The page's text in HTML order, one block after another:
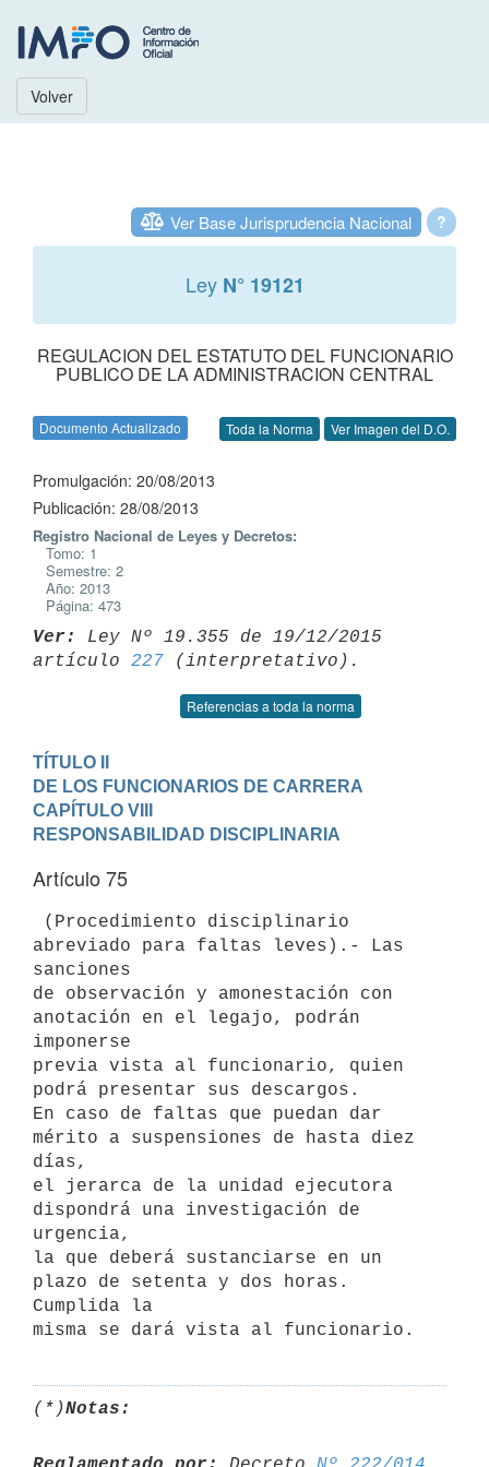
Volver
?
Ver Base Jurisprudencia Nacional
Ley N° 19121
REGULACION DEL ESTATUTO DEL FUNCIONARIO
PUBLICO DE LA ADMINISTRACION CENTRAL
Documento Actualizado Toda la Norma Ver Imagen del D.O.
Promulgación: 20/08/2013
Publicación: 28/08/2013
Registro Nacional de Leyes y Decretos:
Tomo: 1
Semestre: 2
Año: 2013
Página: 473
Ver:
Ley Nº 19.355 de 19/12/2015
artículo 227
Referencias a toda la norma
TÍTULO II
DE LOS FUNCIONARIOS DE CARRERA
CAPÍTULO VIII
RESPONSABILIDAD DISCIPLINARIA
Artículo 75
abreviado para faltas leves).- Las
sanciones
de observación y amonestación con
anotación en el legajo, podrán
imponerse
previa vista al funcionario, quien
podrá presentar sus descargos.
En caso de faltas que puedan dar
mérito a suspensiones de hasta diez
días,
el jerarca de la unidad ejecutora
dispondrá una investigación de
urgencia,
la que deberá sustanciarse en un
plazo de setenta y dos horas.
Cumplida la
(*)Notas: